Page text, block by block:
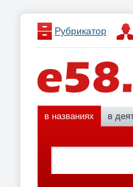
Рубрикатор
в названиях в